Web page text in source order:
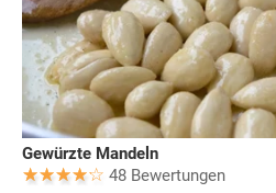
Gewürzte Mandeln
48 Bewertungen